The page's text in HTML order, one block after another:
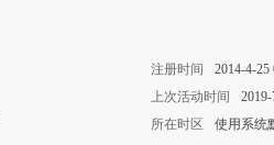
注册时间
2014-4-25
上次活动时间
所在时区 使用系统